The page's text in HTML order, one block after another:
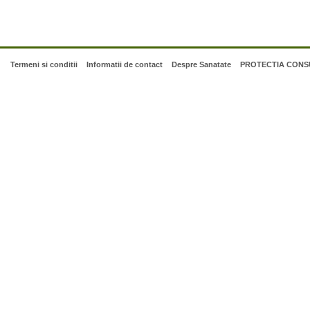
Termeni si conditii Informatii de contact Despre Sanatate PROTECTIA